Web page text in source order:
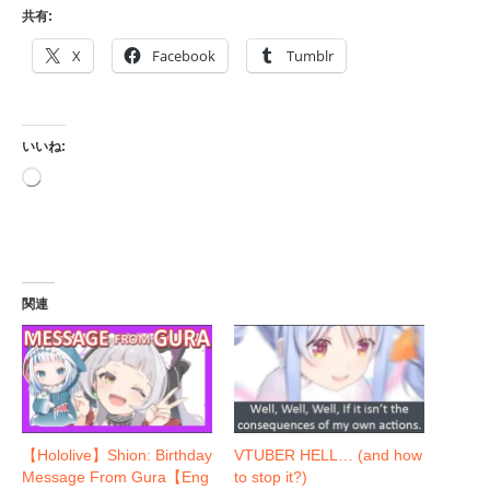
共有:
X Facebook Tumblr
いいね:
読
関連
【Hololive】Shion: Birthday
Message From Gura【Eng
VTUBER HELL… (and how
to stop it?)